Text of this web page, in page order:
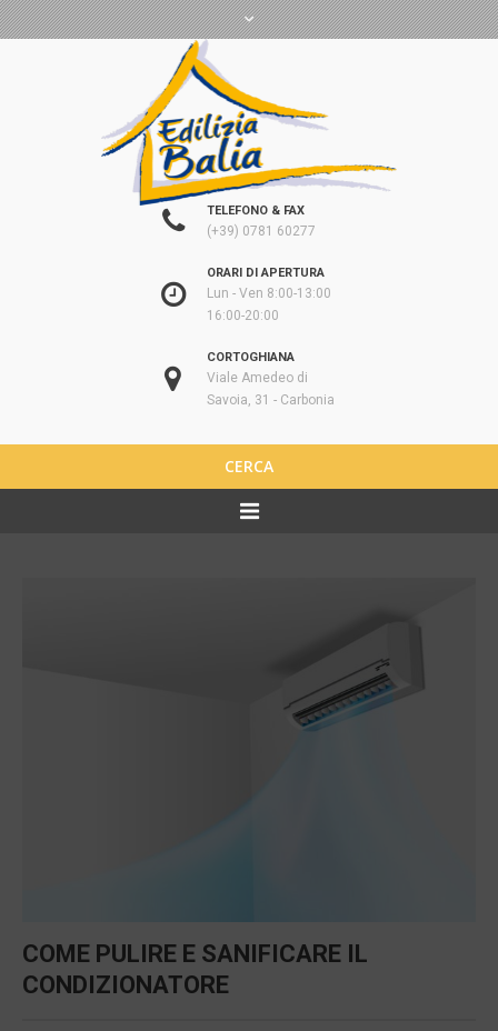
TELEFONO & FAX
(+39) 0781 60277
ORARI DI APERTURA
Lun - Ven 8:00-13:00
16:00-20:00
CORTOGHIANA
Viale Amedeo di
Savoia, 31 - Carbonia
CERCA
COME PULIRE E SANIFICARE IL
CONDIZIONATORE